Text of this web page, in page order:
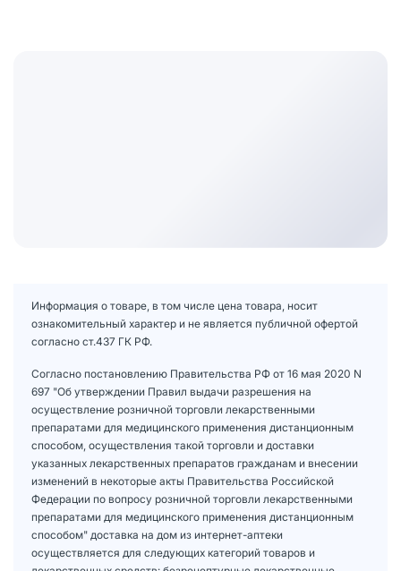
Информация о товаре, в том числе цена товара, носит
ознакомительный характер и не является публичной офертой
согласно ст.437 ГК РФ.
Согласно постановлению Правительства РФ от 16 мая 2020 N
697 "Об утверждении Правил выдачи разрешения на
осуществление розничной торговли лекарственными
препаратами для медицинского применения дистанционным
способом, осуществления такой торговли и доставки
указанных лекарственных препаратов гражданам и внесении
изменений в некоторые акты Правительства Российской
Федерации по вопросу розничной торговли лекарственными
препаратами для медицинского применения дистанционным
способом" доставка на дом из интернет-аптеки
осуществляется для следующих категорий товаров и